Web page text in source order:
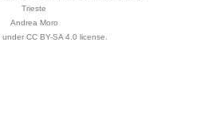
Trieste
Andrea Moro
CC BY-SA 4.0 license.